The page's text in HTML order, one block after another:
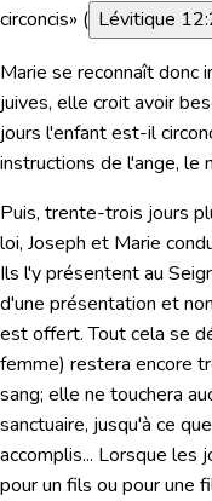
circoncis» ( Lévitique
Marie se reconnaît donc
juives, elle croit avoir
jours l'enfant est-il
instructions de l'ange, le
Puis, trente-trois jours
loi, Joseph et Marie
Ils l'y présentent au
d'une présentation et
est offert. Tout cela se
femme) restera encore
sang; elle ne touchera
sanctuaire, jusqu'à ce
accomplis... Lorsque les
pour un fils ou pour une